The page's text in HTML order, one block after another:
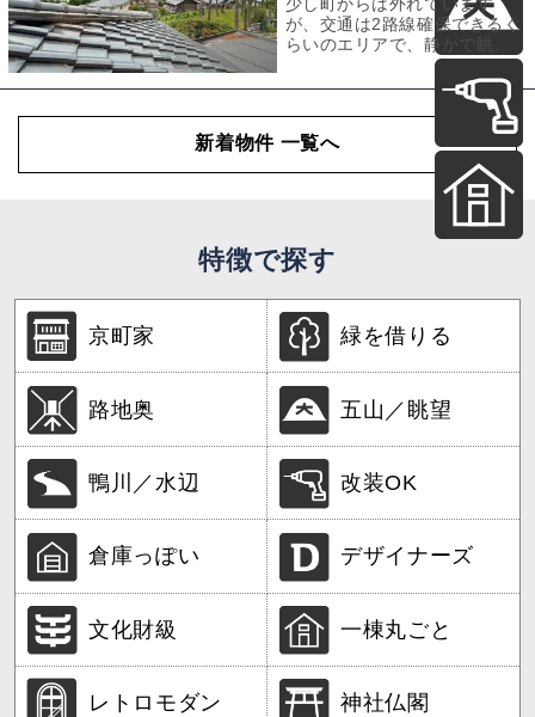
少し町からは外れています
が、交通は2路線確保できるぐ
らいのエリアで、静かで眺め
のいい街。三宅八幡。街中で
ももちろん緑を感
新着物件 一覧へ
特徴で探す
京町家 緑を借りる
路地奥 五山／眺望
鴨川／水辺 改装OK
倉庫っぽい デザイナーズ
文化財級 一棟丸ごと
レトロモダン 神社仏閣